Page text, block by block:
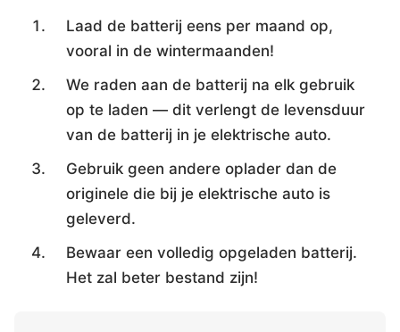
Laad de batterij eens per maand op,
vooral in de wintermaanden!
We raden aan de batterij na elk gebruik
op te laden — dit verlengt de levensduur
van de batterij in je elektrische auto.
Gebruik geen andere oplader dan de
originele die bij je elektrische auto is
geleverd.
Bewaar een volledig opgeladen batterij.
Het zal beter bestand zijn!